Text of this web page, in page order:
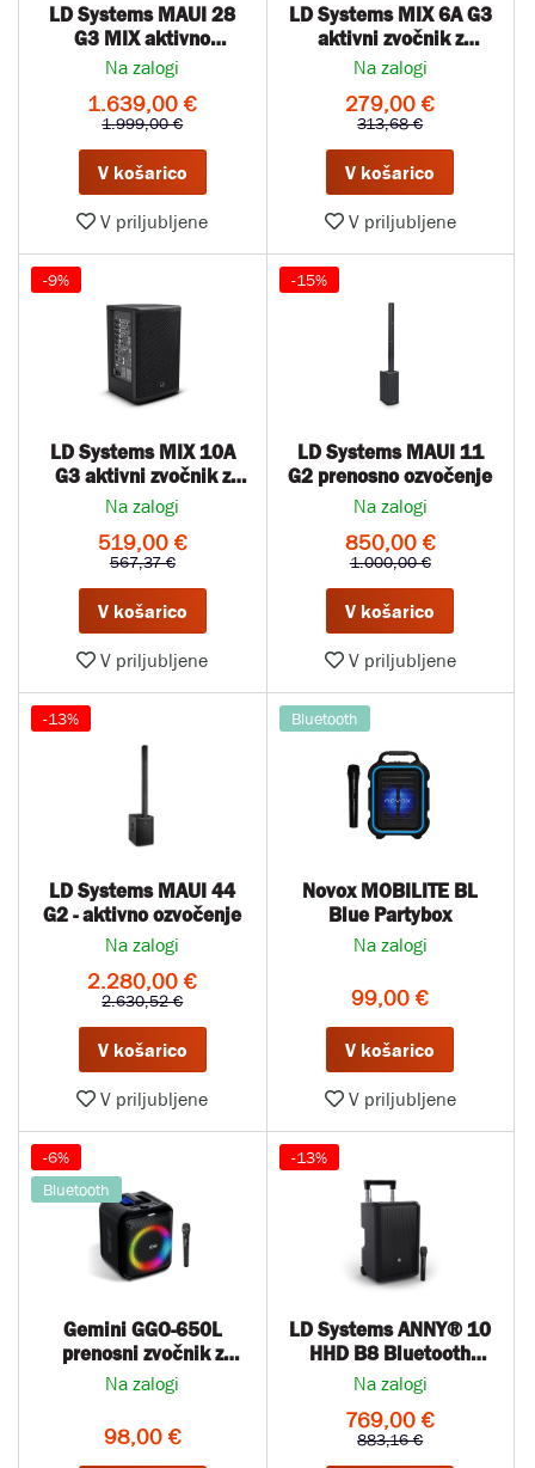
LD Systems MAUI 28
G3 MIX aktivno
ozvočenje
Na zalogi
1.639,00 €
1.999,00 €
V košarico
V priljubljene
LD Systems MIX 6A G3
aktivni zvočnik z
mešalno mizo
Na zalogi
279,00 €
313,68 €
V košarico
V priljubljene
LD Systems MIX 10A
G3 aktivni zvočnik z
mešalno mizo
Na zalogi
519,00 €
567,37 €
V košarico
V priljubljene
-9%
LD Systems MAUI 11
G2 prenosno ozvočenje
Na zalogi
850,00 €
1.000,00 €
V košarico
V priljubljene
-15%
LD Systems MAUI 44
G2 - aktivno ozvočenje
Na zalogi
2.280,00 €
2.630,52 €
V košarico
V priljubljene
-13%
Novox MOBILITE BL
Blue Partybox
Na zalogi
99,00 €
V košarico
V priljubljene
Bluetooth
Gemini GGO-650L
prenosni zvočnik z
mikrofonom
Na zalogi
98,00 €
-6%
Bluetooth
LD Systems ANNY® 10
HHD B8 Bluetooth
prenosni baterijski
zvočnik
Na zalogi
769,00 €
883,16 €
-13%